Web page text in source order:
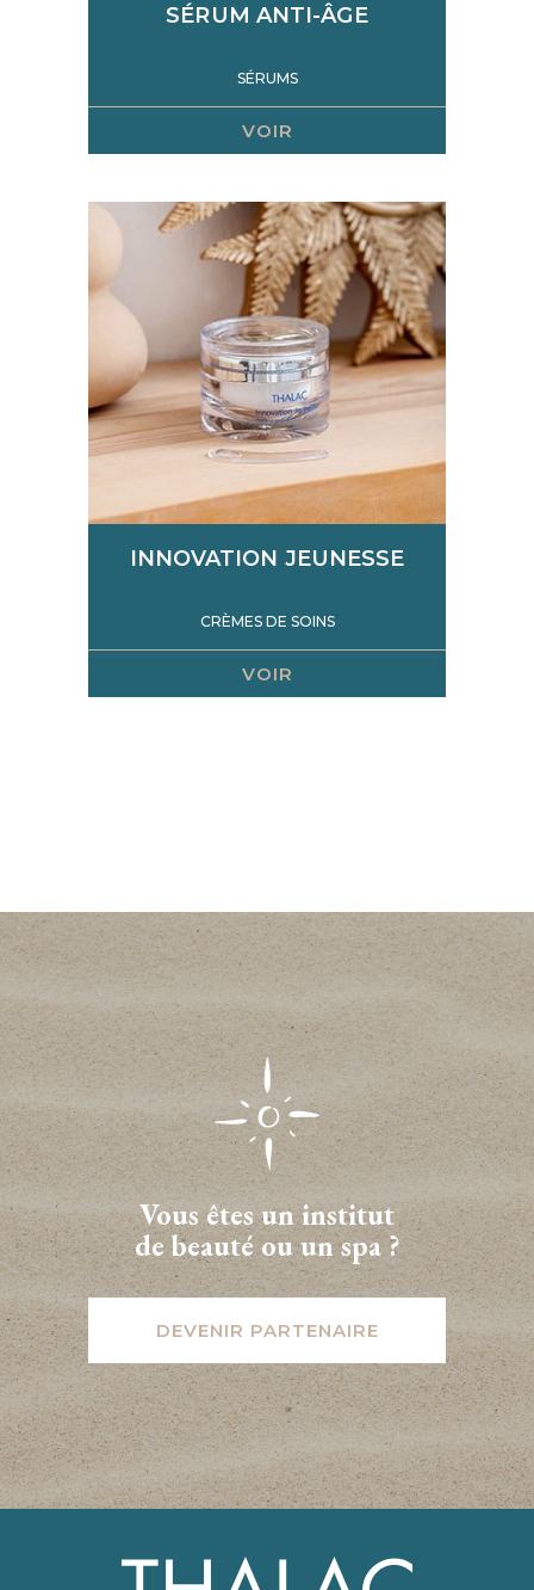
SÉRUM ANTI-ÂGE
SÉRUMS
VOIR
INNOVATION JEUNESSE
CRÈMES DE SOINS
VOIR
Vous êtes un institut
de beauté ou un spa ?
DEVENIR PARTENAIRE